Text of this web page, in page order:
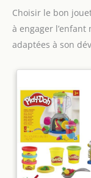
Choisir le bon
à engager
adaptées à son